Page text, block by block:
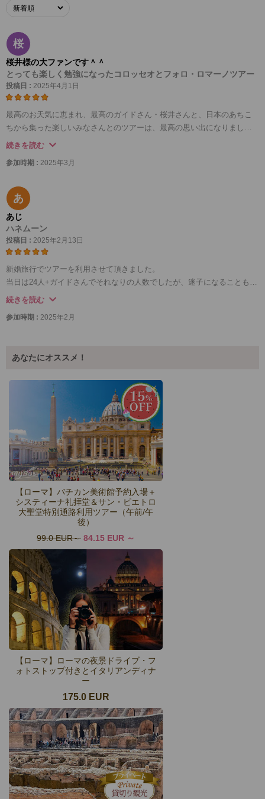
桜
桜井様の大ファンです＾＾
とっても楽しく勉強になったコロッセオとフォロ・ロマーノツアー
投稿日 : 2025年4月1日
最高のお天気に恵まれ、最高のガイドさん・桜井さんと、日本のあちこ
ちから集った楽しいみなさんとのツアーは、最高の思い出になりまし
た！！
ノと、ガイドさんナシで見るコロッセオとフォロ・ロマーノは こんな
（実は私はコロッセオ2回目なのですが、1回目はガイドさんナシだった
のです）
ガイドさんの力は大きいです。特に今回ご一緒いただけた桜井さんはお
人柄も魅力的なかたで、終始笑い声のある楽しい時間を過ごせ、良い思
い出になりました。この度はほんとうにありがとうございました。感謝
を込めて。。
続きを読む
参加時期 : 2025年3月
あ
あじ
ハネムーン
投稿日 : 2025年2月13日
新婚旅行でツアーを利用させて頂きました。
当日は24人+ガイドさんでそれなりの人数でしたが、迷子になることも無
く最後まで楽しめました。
識など人を惹きつける説明で終始楽しかったです。
次回もまたぜひ利用したいと思います。
続きを読む
参加時期 : 2025年2月
あなたにオススメ！
【ローマ】バチカン美術館予約入場＋
システィーナ礼拝堂＆サン・ピエトロ
大聖堂特別通路利用ツアー（午前/午
後）
99.0 EUR
84.15 EUR
【ローマ】ローマの夜景ドライブ・フ
ォトストップ付きとイタリアンディナ
ー
175.0 EUR